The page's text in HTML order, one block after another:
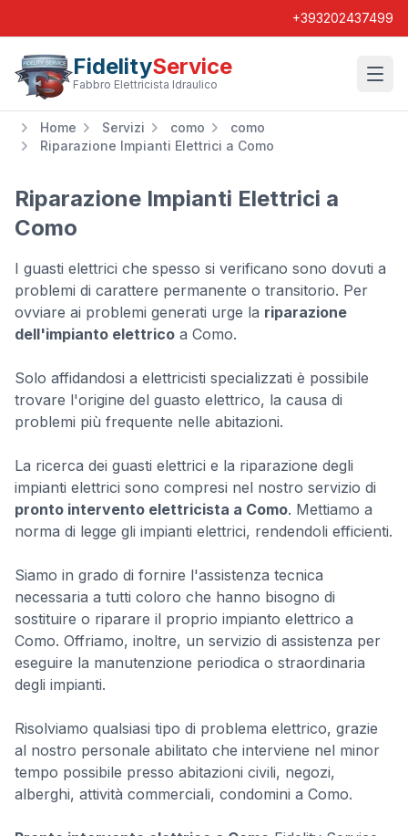
+393202437499
FidelityService
Fabbro Elettricista Idraulico
Home Servizi como
como
Riparazione Impianti Elettrici a Como
Riparazione Impianti Elettrici a
Como
I guasti elettrici che spesso si verificano sono dovuti a
problemi di carattere permanente o transitorio. Per
ovviare ai problemi generati urge la riparazione
dell'impianto elettrico a Como.
Solo affidandosi a elettricisti specializzati è possibile
trovare l'origine del guasto elettrico, la causa di
problemi più frequente nelle abitazioni.
La ricerca dei guasti elettrici e la riparazione degli
impianti elettrici sono compresi nel nostro servizio di
pronto intervento elettricista a Como. Mettiamo a
norma di legge gli impianti elettrici, rendendoli efficienti.
Siamo in grado di fornire l'assistenza tecnica
necessaria a tutti coloro che hanno bisogno di
sostituire o riparare il proprio impianto elettrico a
Como. Offriamo, inoltre, un servizio di assistenza per
eseguire la manutenzione periodica o straordinaria
degli impianti.
Risolviamo qualsiasi tipo di problema elettrico, grazie
al nostro personale abilitato che interviene nel minor
tempo possibile presso abitazioni civili, negozi,
alberghi, attività commerciali, condomini a Como.